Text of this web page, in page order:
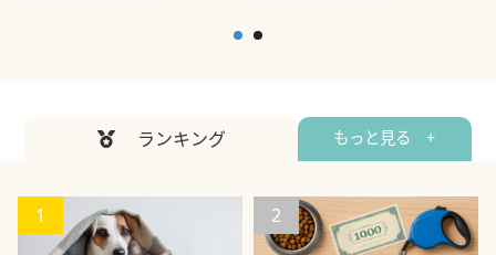
ランキング もっと見る +
1 2